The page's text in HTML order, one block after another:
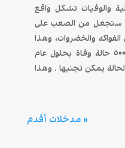
العالية والوفيات تشكل واقع
ستجعل من الصعب على
والخضروات، وهذا
بدوره سيقود الى اكثر من ٥٠٠،٠٠٠ حالة وفاة بحلول عام
يمكن تجنبها . وهذا
« مدخلات أقدم